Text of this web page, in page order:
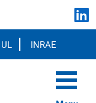
UL INRAE